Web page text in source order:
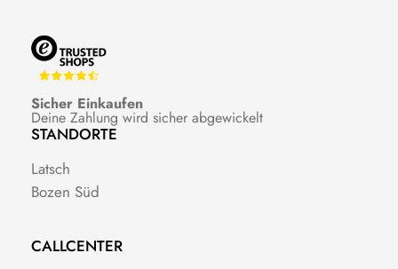
Sicher Einkaufen
Deine Zahlung wird sicher abgewickelt
STANDORTE
Latsch
Bozen Süd
CALLCENTER